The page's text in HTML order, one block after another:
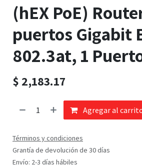
(hEX PoE)
puertos Gigabit
802.3at, 1
$ 2,183.17
Agregar al
Términos y condiciones
Grantía de devolución de 30 días
Envío: 2-3 días hábiles